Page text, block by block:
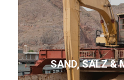
SAND, SALZ &